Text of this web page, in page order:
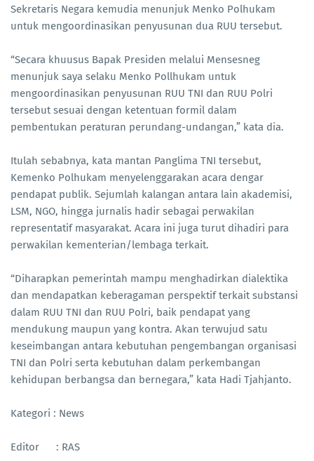
Sekretaris Negara kemudia menunjuk Menko Polhukam
untuk mengoordinasikan penyusunan dua RUU tersebut.
“Secara khuusus Bapak Presiden melalui Mensesneg
menunjuk saya selaku Menko Pollhukam untuk
mengoordinasikan penyusunan RUU TNI dan RUU Polri
tersebut sesuai dengan ketentuan formil dalam
pembentukan peraturan perundang-undangan,” kata dia.
Itulah sebabnya, kata mantan Panglima TNI tersebut,
Kemenko Polhukam menyelenggarakan acara dengar
pendapat publik. Sejumlah kalangan antara lain akademisi,
LSM, NGO, hingga jurnalis hadir sebagai perwakilan
representatif masyarakat. Acara ini juga turut dihadiri para
perwakilan kementerian/lembaga terkait.
“Diharapkan pemerintah mampu menghadirkan dialektika
dan mendapatkan keberagaman perspektif terkait substansi
dalam RUU TNI dan RUU Polri, baik pendapat yang
mendukung maupun yang kontra. Akan terwujud satu
keseimbangan antara kebutuhan pengembangan organisasi
TNI dan Polri serta kebutuhan dalam perkembangan
kehidupan berbangsa dan bernegara,” kata Hadi Tjahjanto.
Kategori : News
Editor : RAS